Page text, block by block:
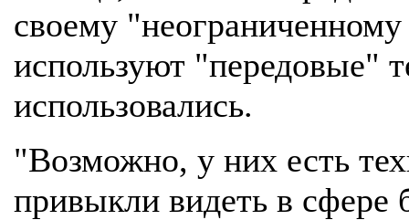
своему
используют "передовые"
использовались.
"Возможно, у них есть
привыкли видеть в сфере